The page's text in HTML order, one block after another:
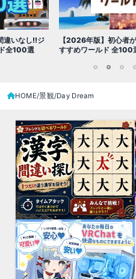
ャンル別お
【2026年版】初心者
VRChatアバター（ア
HOME 景観 Day Dream